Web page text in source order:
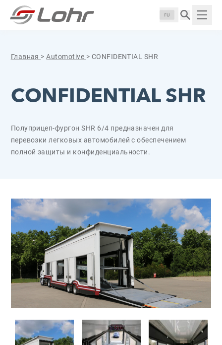
Перейти к содержанию
Langue :
Главная >Automotive > CONFIDENTIAL SHR
CONFIDENTIAL SHR
Полуприцеп-фургон SHR 6/4 предназначен для
перевозки легковых автомобилей с обеспечением
полной защиты и конфиденциальности.
Панель управления cookies